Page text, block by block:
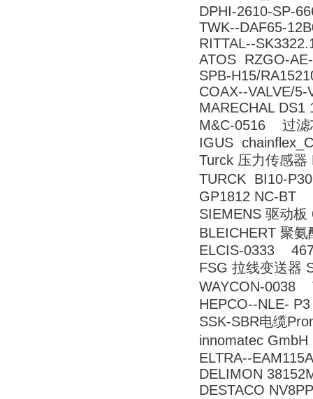
DPHI-2610-SP-
TWK--DAF65-
RITTAL--
ATOS RZGO-
SPB-H15/
COAX--VALVE/5-
MARECHAL DS1
M&C-0516 过滤
IGUS
Turck 压力传感器
TURCK BI10-
GP1812 NC-BT
SIEMENS 驱动板
BLEICHERT 聚
ELCIS-0333
FSG 拉线变送器
WAYCON-0038
HEPCO--NLE- P3
SSK-SBR电缆
innomatec
ELTRA--
DELIMON
DESTACO